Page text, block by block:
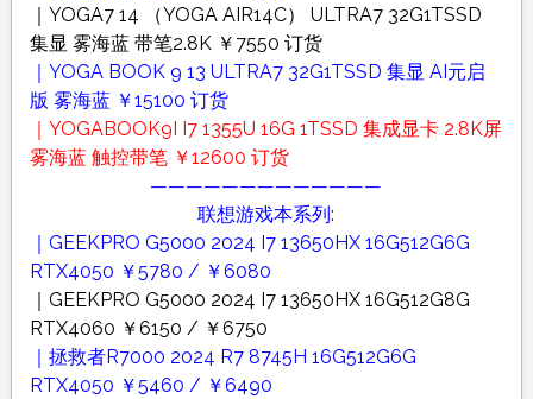
｜YOGA7 14 （YOGA AIR14C） ULTRA7 32G1TSSD
集显 雾海蓝 带笔2.8K ￥7550 订货
｜YOGA BOOK 9 13 ULTRA7 32G1TSSD 集显 AI元启
版 雾海蓝 ￥15100 订货
｜YOGABOOK9I I7 1355U 16G 1TSSD 集成显卡 2.8K屏
雾海蓝 触控带笔 ￥12600 订货
—————————————
联想游戏本系列:
｜GEEKPRO G5000 2024 I7 13650HX 16G512G6G
RTX4050 ￥5780 / ￥6080
｜GEEKPRO G5000 2024 I7 13650HX 16G512G8G
RTX4060 ￥6150 / ￥6750
｜拯救者R7000 2024 R7 8745H 16G512G6G
RTX4050 ￥5460 / ￥6490